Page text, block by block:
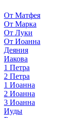
От Матфея
От Марка
От Луки
От Иоанна
Деяния
Иакова
1 Петра
2 Петра
1 Иоанна
2 Иоанна
3 Иоанна
Иуды